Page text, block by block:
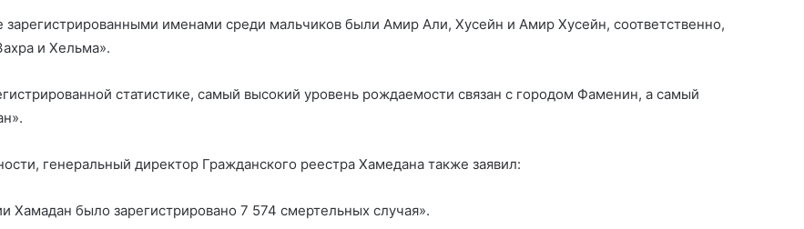
зарегистрированными именами среди мальчиков были Амир Али, Хусейн и Амир Хусейн, соответственно,
и Хельма».
статистике, самый высокий уровень рождаемости связан с городом Фаменин, а самый
генеральный директор Гражданского реестра Хамедана также заявил:
Хамадан было зарегистрировано 7 574 смертельных случая».
Еще двум азербайджанским